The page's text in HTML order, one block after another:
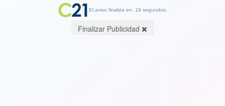
El aviso finaliza en: 19 segundos.
Finalizar Publicidad